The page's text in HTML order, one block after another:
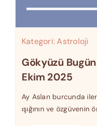
Kategori:Astroloji
Gökyüzü
Ekim 2025
Ay Aslan burcunda
ışığının ve özgüvenin